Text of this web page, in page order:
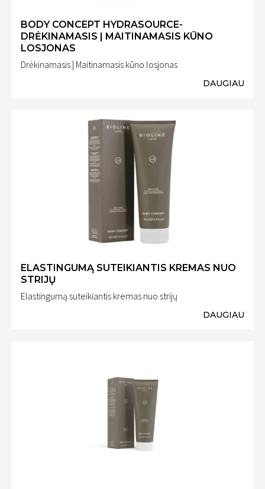
BODY CONCEPT HYDRASOURCE-
DRĖKINAMASIS | MAITINAMASIS KŪNO
LOSJONAS
Drėkinamasis | Maitinamasis kūno losjonas
DAUGIAU
ELASTINGUMĄ SUTEIKIANTIS KREMAS NUO
STRIJŲ
Elastingumą suteikiantis kremas nuo strijų
DAUGIAU